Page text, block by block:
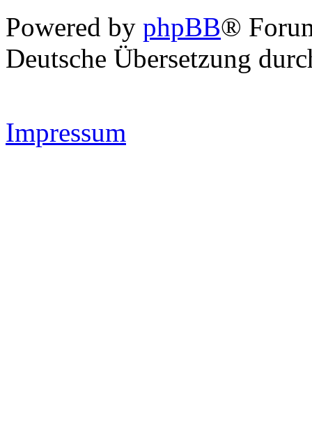
Powered by phpBB®
Deutsche Übersetzung
Impressum